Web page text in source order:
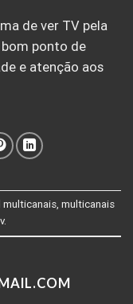
de ver TV pela
ponto de
e atenção aos
multicanais, multicanais
.